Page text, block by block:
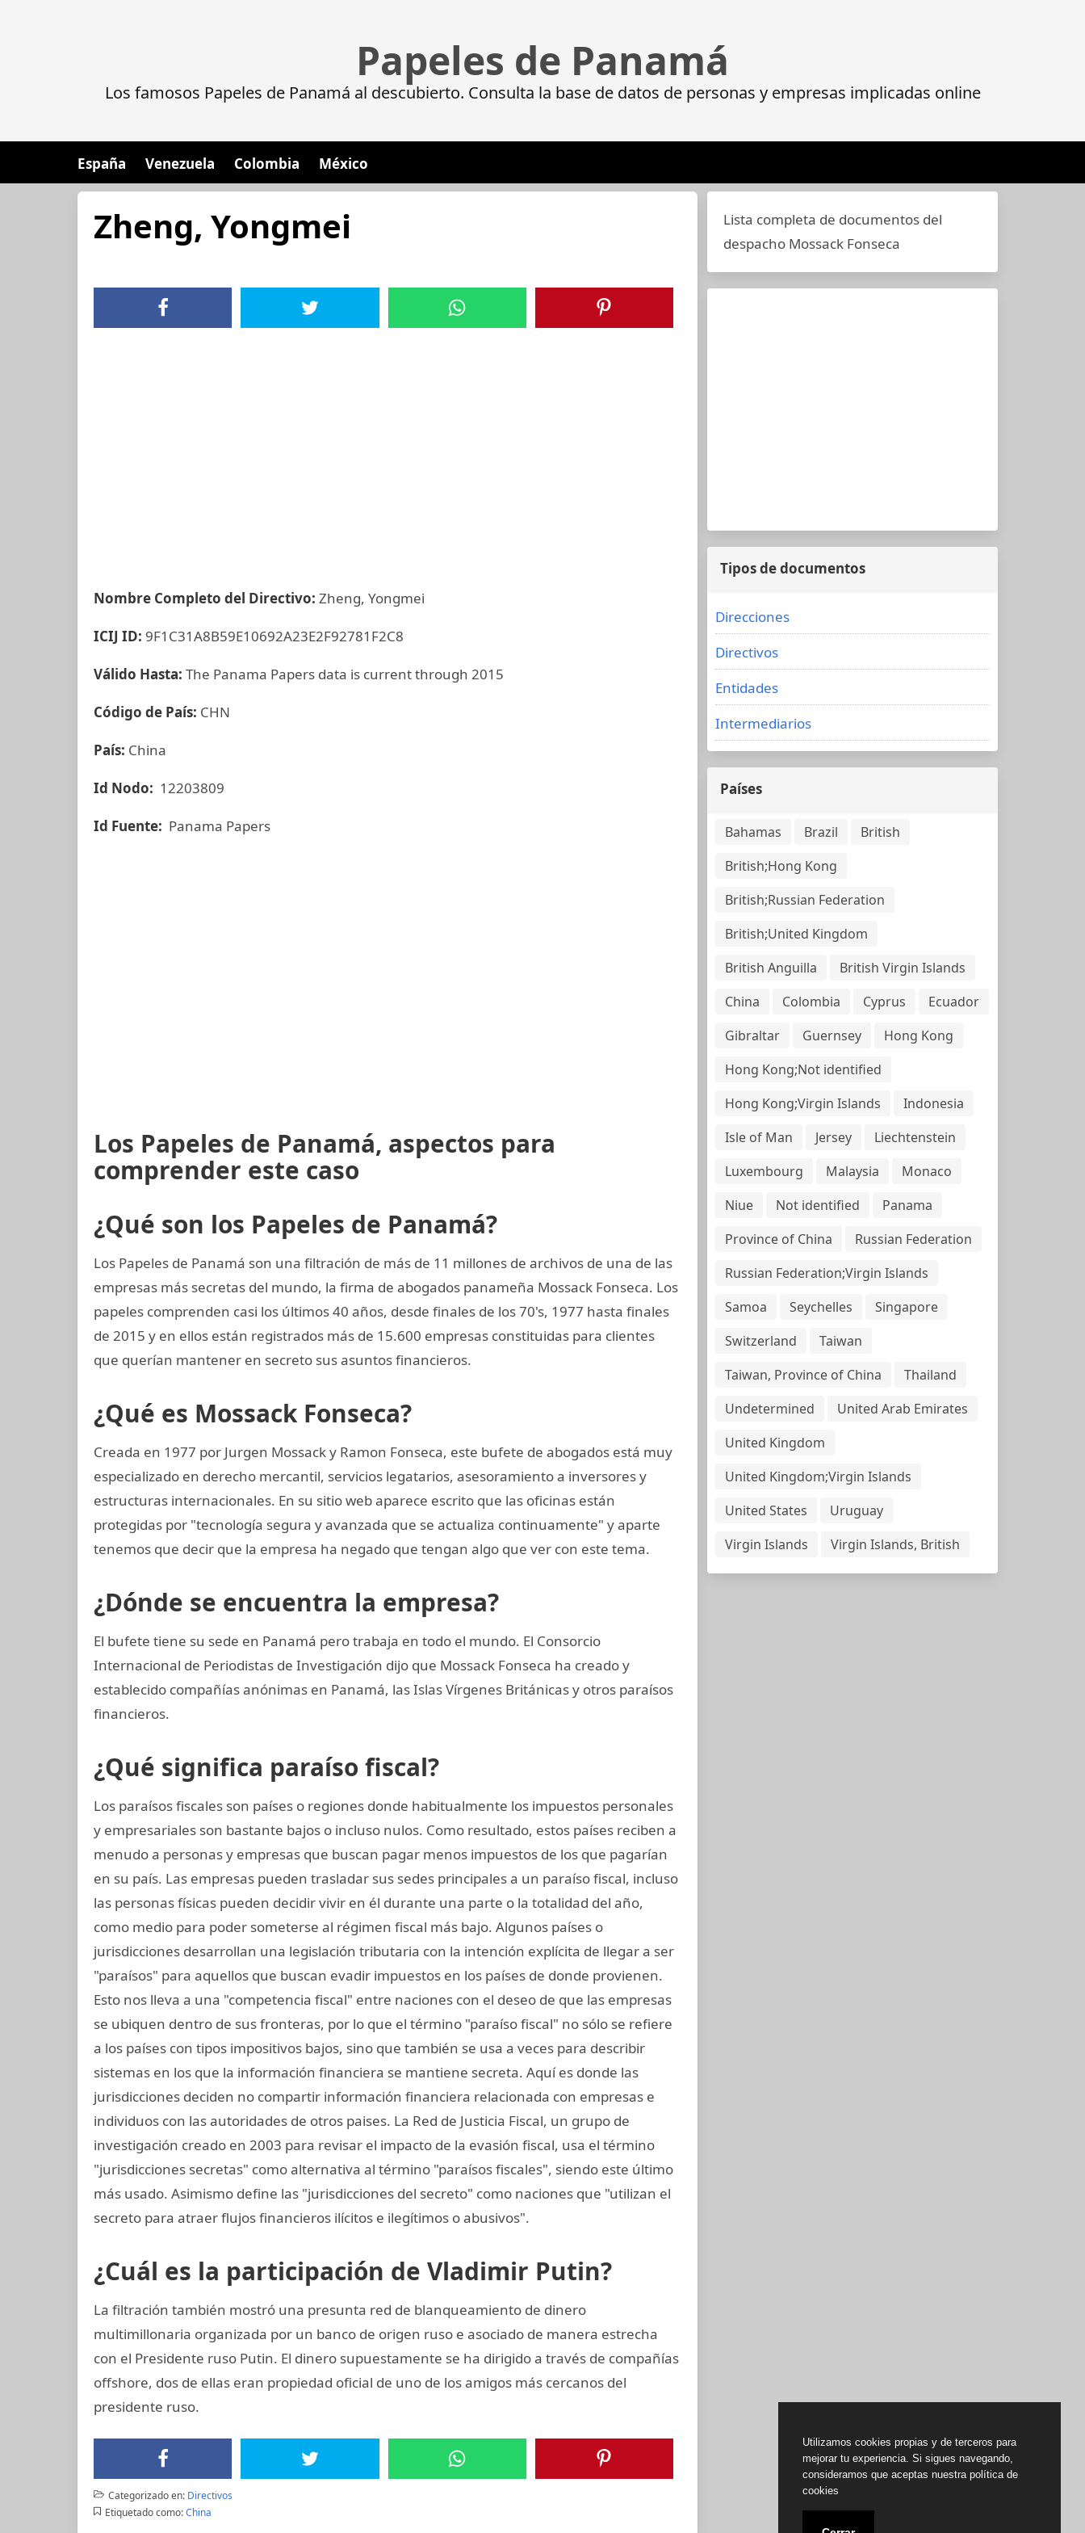
Papeles de Panamá
Los famosos Papeles de Panamá al descubierto. Consulta la base de datos de personas y empresas implicadas online
España Venezuela Colombia México
Zheng, Yongmei
Nombre Completo del Directivo: Zheng, Yongmei
ICIJ ID: 9F1C31A8B59E10692A23E2F92781F2C8
Válido Hasta: The Panama Papers data is current through 2015
Código de País: CHN
País: China
Id Nodo: 12203809
Id Fuente: Panama Papers
Los Papeles de Panamá, aspectos para
comprender este caso
¿Qué son los Papeles de Panamá?
Los Papeles de Panamá son una filtración de más de 11 millones de archivos de una de las
empresas más secretas del mundo, la firma de abogados panameña Mossack Fonseca. Los
papeles comprenden casi los últimos 40 años, desde finales de los 70's, 1977 hasta finales
de 2015 y en ellos están registrados más de 15.600 empresas constituidas para clientes
que querían mantener en secreto sus asuntos financieros.
¿Qué es Mossack Fonseca?
Creada en 1977 por Jurgen Mossack y Ramon Fonseca, este bufete de abogados está muy
especializado en derecho mercantil, servicios legatarios, asesoramiento a inversores y
estructuras internacionales. En su sitio web aparece escrito que las oficinas están
protegidas por "tecnología segura y avanzada que se actualiza continuamente" y aparte
tenemos que decir que la empresa ha negado que tengan algo que ver con este tema.
¿Dónde se encuentra la empresa?
El bufete tiene su sede en Panamá pero trabaja en todo el mundo. El Consorcio
Internacional de Periodistas de Investigación dijo que Mossack Fonseca ha creado y
establecido compañías anónimas en Panamá, las Islas Vírgenes Británicas y otros paraísos
financieros.
¿Qué significa paraíso fiscal?
Los paraísos fiscales son países o regiones donde habitualmente los impuestos personales
y empresariales son bastante bajos o incluso nulos. Como resultado, estos países reciben a
menudo a personas y empresas que buscan pagar menos impuestos de los que pagarían
en su país. Las empresas pueden trasladar sus sedes principales a un paraíso fiscal, incluso
las personas físicas pueden decidir vivir en él durante una parte o la totalidad del año,
como medio para poder someterse al régimen fiscal más bajo. Algunos países o
jurisdicciones desarrollan una legislación tributaria con la intención explícita de llegar a ser
"paraísos" para aquellos que buscan evadir impuestos en los países de donde provienen.
Esto nos lleva a una "competencia fiscal" entre naciones con el deseo de que las empresas
se ubiquen dentro de sus fronteras, por lo que el término "paraíso fiscal" no sólo se refiere
a los países con tipos impositivos bajos, sino que también se usa a veces para describir
sistemas en los que la información financiera se mantiene secreta. Aquí es donde las
jurisdicciones deciden no compartir información financiera relacionada con empresas e
individuos con las autoridades de otros paises. La Red de Justicia Fiscal, un grupo de
investigación creado en 2003 para revisar el impacto de la evasión fiscal, usa el término
"jurisdicciones secretas" como alternativa al término "paraísos fiscales", siendo este último
más usado. Asimismo define las "jurisdicciones del secreto" como naciones que "utilizan el
secreto para atraer flujos financieros ilícitos e ilegítimos o abusivos".
¿Cuál es la participación de Vladimir Putin?
La filtración también mostró una presunta red de blanqueamiento de dinero
multimillonaria organizada por un banco de origen ruso e asociado de manera estrecha
con el Presidente ruso Putin. El dinero supuestamente se ha dirigido a través de compañías
offshore, dos de ellas eran propiedad oficial de uno de los amigos más cercanos del
presidente ruso.
Categorizado en: Directivos
Etiquetado como: China
Lista completa de documentos del
despacho Mossack Fonseca
Tipos de documentos
Direcciones
Directivos
Entidades
Intermediarios
Países
Bahamas Brazil
British
British;Hong Kong
British;Russian Federation
British;United Kingdom
British Anguilla
British Virgin Islands
China
Colombia Cyprus
Ecuador
Gibraltar
Guernsey
Hong Kong
Hong Kong;Not identified
Hong Kong;Virgin Islands
Indonesia
Isle of Man
Jersey
Liechtenstein
Luxembourg
Malaysia
Monaco
Niue
Not identified
Panama
Province of China
Russian Federation
Russian Federation;Virgin Islands
Samoa
Seychelles
Singapore
Switzerland
Taiwan
Taiwan, Province of China
Thailand
Undetermined
United Arab Emirates
United Kingdom
United Kingdom;Virgin Islands
United States
Uruguay
Virgin Islands
Virgin Islands, British
Utilizamos cookies propias y de terceros para
mejorar tu experiencia. Si sigues navegando,
consideramos que aceptas nuestra política de
cookies